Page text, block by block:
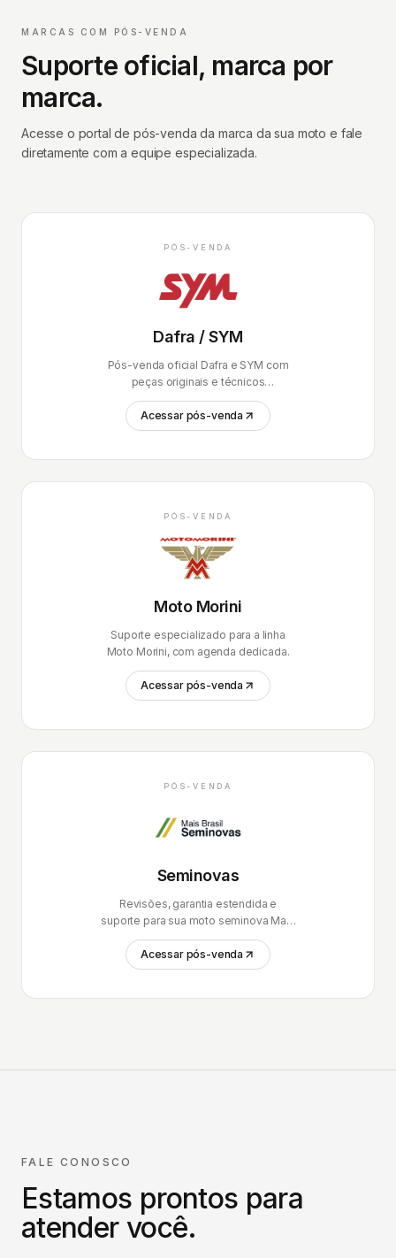
MARCAS COM PÓS-VENDA
Suporte oficial, marca por
marca.
Acesse o portal de pós-venda da marca da sua moto e fale
diretamente com a equipe especializada.
PÓS-VENDA
Dafra / SYM
Pós-venda oficial Dafra e SYM com
peças originais e técnicos
certificados.
Acessar pós-venda
PÓS-VENDA
Moto Morini
Suporte especializado para a linha
Moto Morini, com agenda dedicada.
Acessar pós-venda
PÓS-VENDA
Seminovas
Revisões, garantia estendida e
suporte para sua moto seminova Mais
Brasil.
Acessar pós-venda
FALE CONOSCO
Estamos prontos para
atender você.